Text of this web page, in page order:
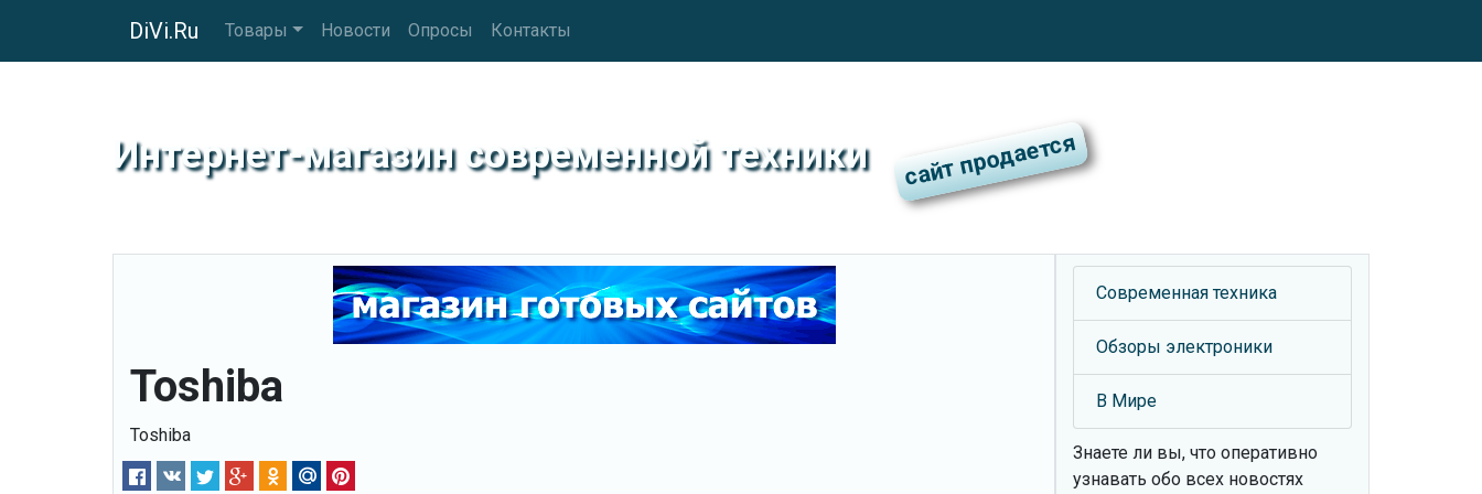
DiVi.Ru Товары Новости Опросы Контакты
Интернет-магазин современной техники
Toshiba
Toshiba
Современная техника
Обзоры электроники
В Мире
Знаете ли вы, что оперативно
узнавать обо всех новостях